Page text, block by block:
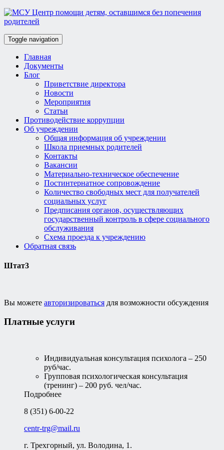
Toggle navigation
Главная
Документы
Блог
Приветствие директора
Новости
Мероприятия
Статьи
Противодействие коррупции
Об учреждении
Общая информация об учреждении
Школа приемных родителей
Контакты
Вакансии
Материально-техническое обеспечение
Постинтернатное сопровождение
Количество свободных мест для получателей
социальных услуг
Предписания органов, осуществляющих
государственный контроль в сфере социального
обслуживания
Схема проезда к учреждению
Обратная связь
Штат3
Вы можете авторизироваться для возможности обсуждения
Платные услуги
Индивидуальная консультация психолога – 250
руб/час.
Групповая психологическая консультация
(тренинг) – 200 руб. чел/час.
Подробнее
8 (351) 6-00-22
centr-trg@mail.ru
г. Трехгорный, ул. Володина, 1.